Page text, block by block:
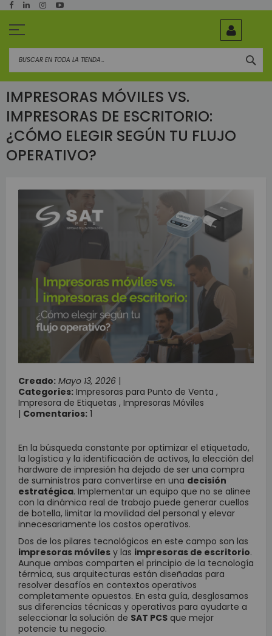
al
IMPRESORAS MÓVILES VS.
IMPRESORAS DE ESCRITORIO:
¿CÓMO ELEGIR SEGÚN TU FLUJO
OPERATIVO?
Creado: Mayo 13, 2026 |
Categories: Impresoras para Punto de Venta ,
Impresora de Etiquetas , Impresoras Móviles
| Comentarios: 1
En la búsqueda constante por optimizar el etiquetado,
la logística y la identificación de activos, la elección del
hardware de impresión ha dejado de ser una compra
de suministros para convertirse en una decisión
estratégica. Implementar un equipo que no se alinee
con la dinámica real de trabajo puede generar cuellos
de botella, limitar la movilidad del personal y elevar
innecesariamente los costos operativos.
Dos de los pilares tecnológicos en este campo son las
impresoras móviles y las impresoras de escritorio.
Aunque ambas comparten el principio de la tecnología
térmica, sus arquitecturas están diseñadas para
resolver desafíos en contextos operativos
completamente opuestos. En esta guía, desglosamos
sus diferencias técnicas y operativas para ayudarte a
seleccionar la solución de SAT PCS que mejor
potencie tu negocio.